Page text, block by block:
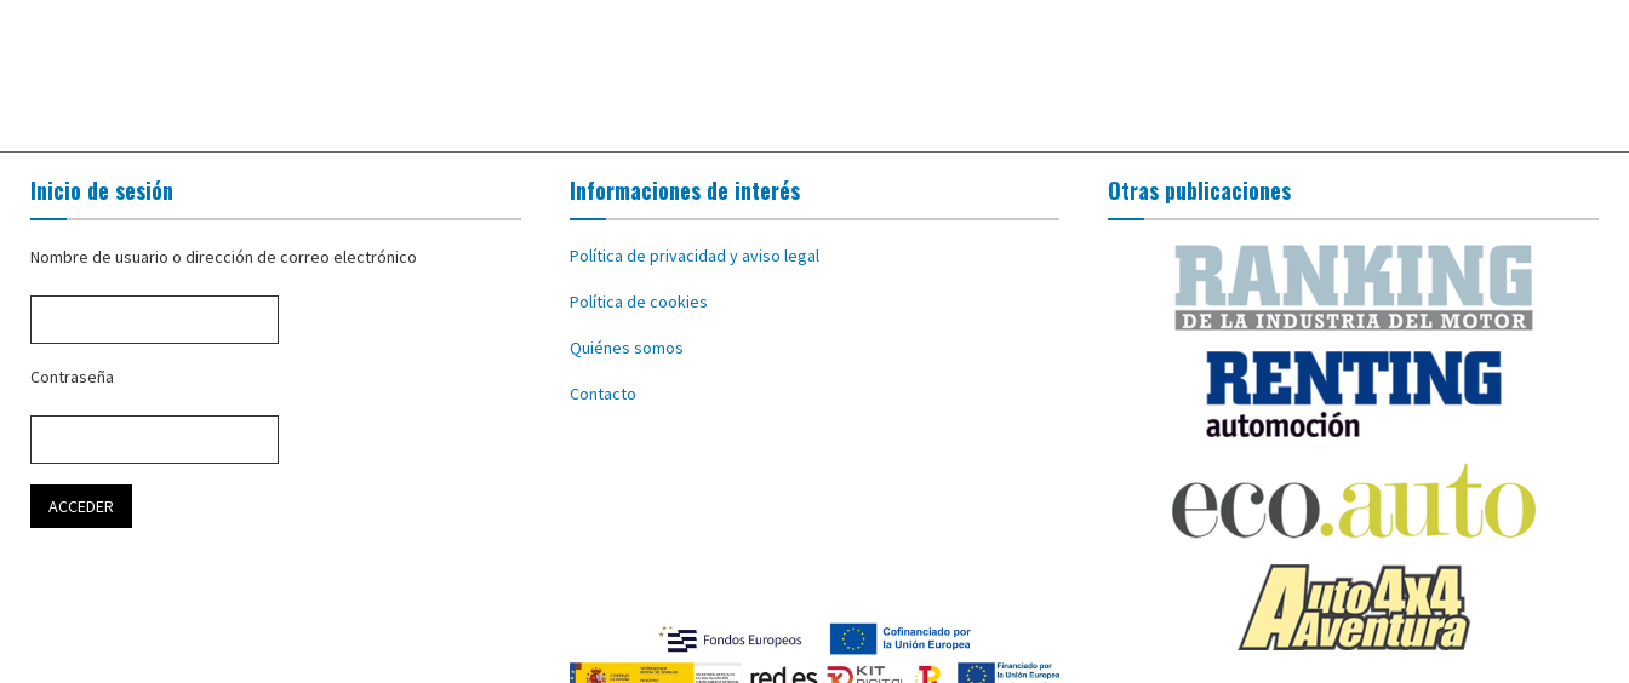
Inicio de sesión
Nombre de usuario o dirección de correo electrónico
Contraseña
Informaciones de interés
Política de privacidad y aviso legal
Política de cookies
Quiénes somos
Contacto
Otras publicaciones